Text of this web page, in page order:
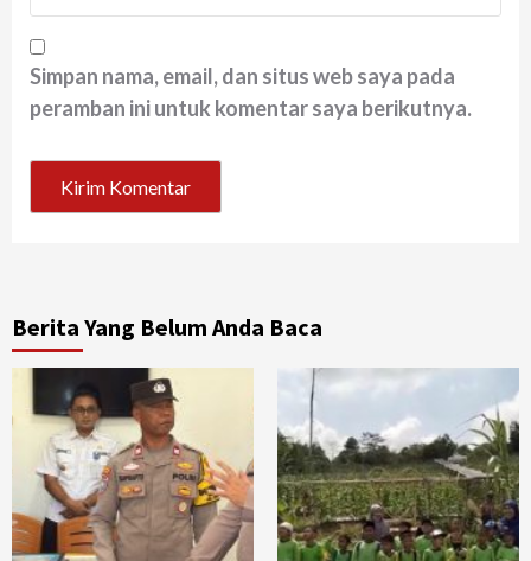
Simpan nama, email, dan situs web saya pada
peramban ini untuk komentar saya berikutnya.
Berita Yang Belum Anda Baca